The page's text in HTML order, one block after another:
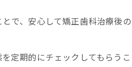
で、安心して矯正歯科治療後
定期的にチェックしてもらう